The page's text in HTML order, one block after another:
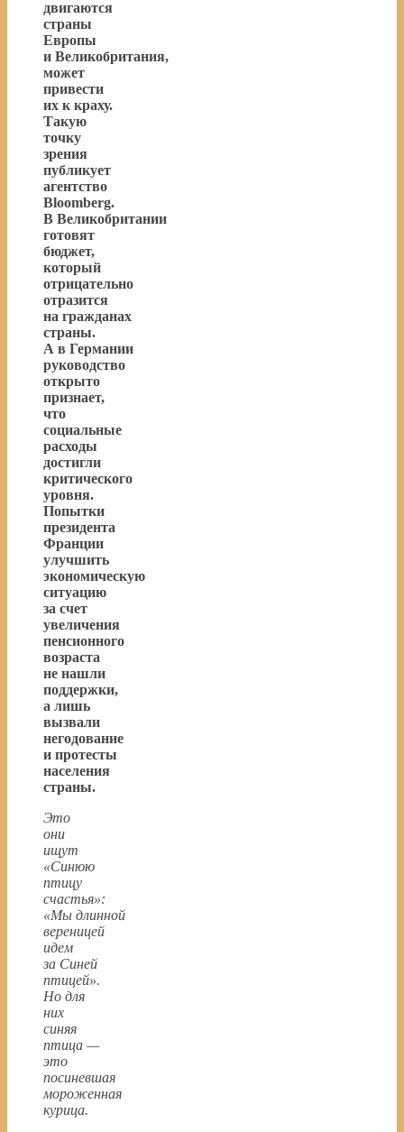
двигаются
страны
Европы
и Великобритания,
может
привести
их к краху.
Такую
точку
зрения
публикует
агентство
Bloomberg.
В Великобритании
готовят
бюджет,
который
отрицательно
отразится
на гражданах
страны.
А в Германии
руководство
открыто
признает,
что
социальные
расходы
достигли
критического
уровня.
Попытки
президента
Франции
улучшить
экономическую
ситуацию
за счет
увеличения
пенсионного
возраста
не нашли
поддержки,
а лишь
вызвали
негодование
и протесты
населения
страны.
Это
они
ищут
«Синюю
птицу
счастья»:
«Мы длинной
вереницей
идем
за Синей
птицей».
Но для
них
синяя
птица —
это
посиневшая
мороженная
курица.